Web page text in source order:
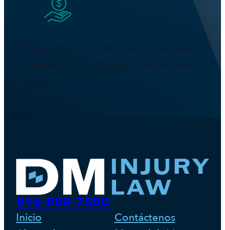
We work on a contingency fee basis,
meaning you only pay if we win your
case
816-888-7500
Inicio
Contáctenos